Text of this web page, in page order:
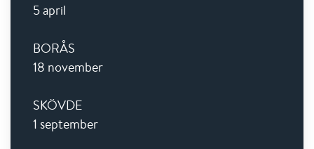
5 april
BORÅS
18 november
SKÖVDE
1 september